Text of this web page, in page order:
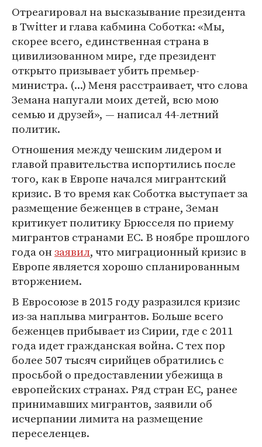
Отреагировал на высказывание президента
в Twitter и глава кабмина Соботка: «Мы,
скорее всего, единственная страна в
цивилизованном мире, где президент
открыто призывает убить премьер-
министра. (...) Меня расстраивает, что слова
Земана напугали моих детей, всю мою
семью и друзей», — написал 44-летний
политик.
Отношения между чешским лидером и
главой правительства испортились после
того, как в Европе начался мигрантский
кризис. В то время как Соботка выступает за
размещение беженцев в стране, Земан
критикует политику Брюсселя по приему
мигрантов странами ЕС. В ноябре прошлого
года онзаявил, что миграционный кризис в
Европе является хорошо спланированным
вторжением.
В Евросоюзе в 2015 году разразился кризис
из-за наплыва мигрантов. Больше всего
беженцев прибывает из Сирии, где с 2011
года идет гражданская война. С тех пор
более 507 тысяч сирийцев обратились с
просьбой о предоставлении убежища в
европейских странах. Ряд стран ЕС, ранее
принимавших мигрантов, заявили об
исчерпании лимита на размещение
переселенцев.